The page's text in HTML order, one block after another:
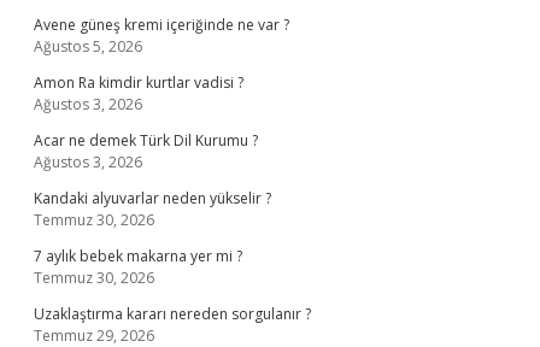
Avene güneş kremi içeriğinde ne var ?
Ağustos 5, 2026
Amon Ra kimdir kurtlar vadisi ?
Ağustos 3, 2026
Acar ne demek Türk Dil Kurumu ?
Ağustos 3, 2026
Kandaki alyuvarlar neden yükselir ?
Temmuz 30, 2026
7 aylık bebek makarna yer mi ?
Temmuz 30, 2026
Uzaklaştırma kararı nereden sorgulanır ?
Temmuz 29, 2026